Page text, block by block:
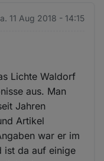
11 Aug 2018 - 14:15
Lichte Waldorf
aus. Man
Jahren
Artikel
war er im
ist da auf einige